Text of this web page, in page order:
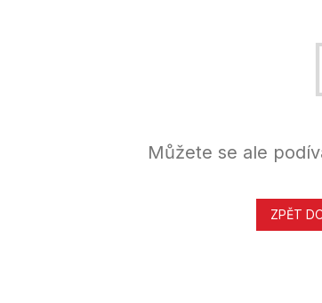
Můžete se ale
ZPĚT